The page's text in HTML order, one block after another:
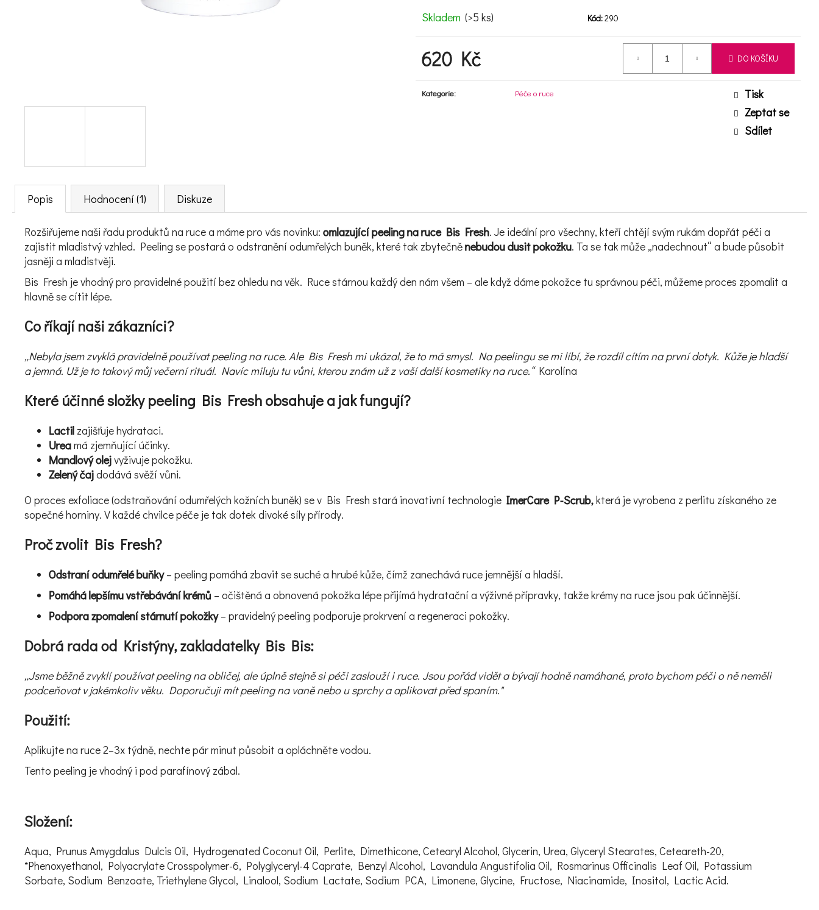
Skladem (>5 ks) Kód:290
620 Kč DO KOŠÍKU
Kategorie: Péče o ruce
Tisk
Zeptat se
Sdílet
Popis Hodnocení (1) Diskuze
Rozšiřujeme naši řadu produktů na ruce a máme pro vás novinku: omlazující peeling na ruce Bis Fresh. Je ideální pro všechny, kteří chtějí svým rukám dopřát péči a
zajistit mladistvý vzhled. Peeling se postará o odstranění odumřelých buněk, které tak zbytečněnebudou dusit pokožku. Ta se tak může „nadechnout“ a bude působit
jasněji a mladistvěji.
Bis Fresh je vhodný pro pravidelné použití bez ohledu na věk. Ruce stárnou každý den nám všem – ale když dáme pokožce tu správnou péči, můžeme proces zpomalit a
hlavně se cítit lépe.
Co říkají naši zákazníci?
„Nebyla jsem zvyklá pravidelně používat peeling na ruce. Ale Bis Fresh mi ukázal, že to má smysl. Na peelingu se mi líbí, že rozdíl cítím na první dotyk. Kůže je hladší
a jemná. Už je to takový můj večerní rituál. Navíc miluju tu vůni, kterou znám už z vaší další kosmetiky na ruce.“Karolína
Které účinné složky peeling Bis Fresh obsahuje a jak fungují?
Lactil zajišťuje hydrataci.
Ureamá zjemňující účinky.
Mandlový olejvyživuje pokožku.
Zelený čajdodává svěží vůni.
O proces exfoliace (odstraňování odumřelých kožních buněk) se v Bis Fresh stará inovativní technologie ImerCare P-Scrub,která je vyrobena z perlitu získaného ze
sopečné horniny. V každé chvilce péče je tak dotek divoké síly přírody.
Proč zvolit Bis Fresh?
Odstraní odumřelé buňky– peeling pomáhá zbavit se suché a hrubé kůže, čímž zanechává ruce jemnější a hladší.
Pomáhá lepšímu vstřebávání krémů – očištěná a obnovená pokožka lépe přijímá hydratační a výživné přípravky, takže krémy na ruce jsou pak účinnější.
Podpora zpomalení stárnutí pokožky– pravidelný peeling podporuje prokrvení a regeneraci pokožky.
Dobrá rada od Kristýny, zakladatelky Bis Bis:
„Jsme běžně zvyklí používat peeling na obličej, ale úplně stejně si péči zaslouží i ruce. Jsou pořád vidět a bývají hodně namáhané, proto bychom péči o ně neměli
podceňovat v jakémkoliv věku. Doporučuji mít peeling na vaně nebo u sprchy a aplikovat před spaním."
Použití:
Aplikujte na ruce 2–3x týdně, nechte pár minut působit a opláchněte vodou.
Tento peeling je vhodný i pod parafínový zábal.
Složení:
Aqua, Prunus Amygdalus Dulcis Oil, Hydrogenated Coconut Oil, Perlite, Dimethicone, Cetearyl Alcohol, Glycerin, Urea, Glyceryl Stearates, Ceteareth-20,
*Phenoxyethanol, Polyacrylate Crosspolymer-6, Polyglyceryl-4 Caprate, Benzyl Alcohol, Lavandula Angustifolia Oil, Rosmarinus Officinalis Leaf Oil, Potassium
Sorbate, Sodium Benzoate, Triethylene Glycol, Linalool, Sodium Lactate, Sodium PCA, Limonene, Glycine, Fructose, Niacinamide, Inositol, Lactic Acid.